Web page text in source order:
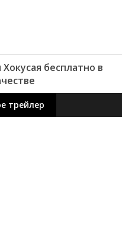
бесплатно в
трейлер